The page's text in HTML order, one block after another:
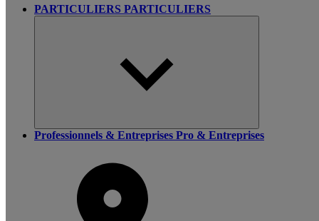
PARTICULIERS PARTICULIERS
Professionnels & Entreprises Pro & Entreprises